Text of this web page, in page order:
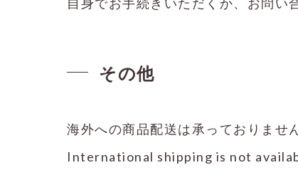
その他
海外への商品配送は承っておりませ
International shipping is not